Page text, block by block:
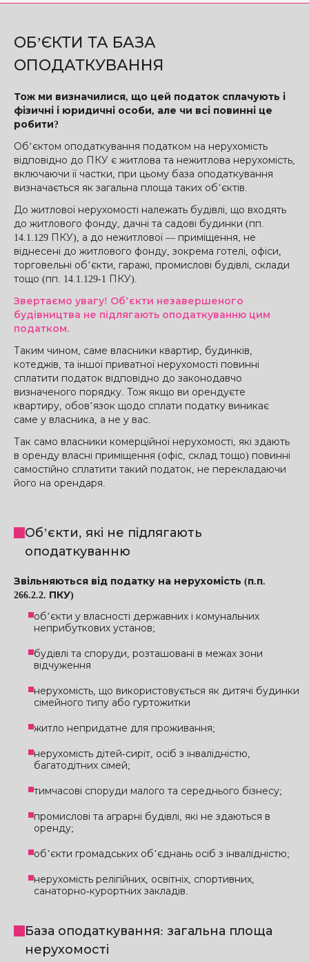
ОБ’ЄКТИ ТА БАЗА
ОПОДАТКУВАННЯ
Тож ми визначилися, що цей податок сплачують і
фізичні і юридичні особи, але чи всі повинні це
робити?
Об’єктом оподаткування податком на нерухомість
відповідно до ПКУ є житлова та нежитлова нерухомість,
включаючи її частки, при цьому база оподаткування
визначається як загальна площа таких об’єктів.
До житлової нерухомості належать будівлі, що входять
до житлового фонду, дачні та садові будинки (пп.
14.1.129 ПКУ), а до нежитлової — приміщення, не
віднесені до житлового фонду, зокрема готелі, офіси,
торговельні об’єкти, гаражі, промислові будівлі, склади
тощо (пп. 14.1.129-1 ПКУ).
Звертаємо увагу! Об’єкти незавершеного
будівництва не підлягають оподаткуванню цим
податком.
Таким чином, саме власники квартир, будинків,
котеджів, та іншої приватної нерухомості повинні
сплатити податок відповідно до законодавчо
визначеного порядку. Тож якщо ви орендуєте
квартиру, обов’язок щодо сплати податку виникає
саме у власника, а не у вас.
Так само власники комерційної нерухомості, які здають
в оренду власні приміщення (офіс, склад тощо) повинні
самостійно сплатити такий податок, не перекладаючи
його на орендаря.
Об’єкти, які не підлягають
оподаткуванню
Звільняються від податку на нерухомість (п.п.
266.2.2. ПКУ)
об’єкти у власності державних і комунальних
неприбуткових установ;
будівлі та споруди, розташовані в межах зони
відчуження
нерухомість, що використовується як дитячі будинки
сімейного типу або гуртожитки
житло непридатне для проживання;
нерухомість дітей-сиріт, осіб з інвалідністю,
багатодітних сімей;
тимчасові споруди малого та середнього бізнесу;
промислові та аграрні будівлі, які не здаються в
оренду;
об’єкти громадських об’єднань осіб з інвалідністю;
нерухомість релігійних, освітніх, спортивних,
санаторно-курортних закладів.
База оподаткування: загальна площа
нерухомості